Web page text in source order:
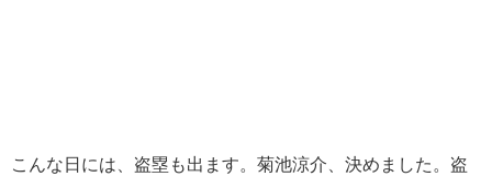
こんな日には、盗塁も出ます。菊池涼介、決めました。盗